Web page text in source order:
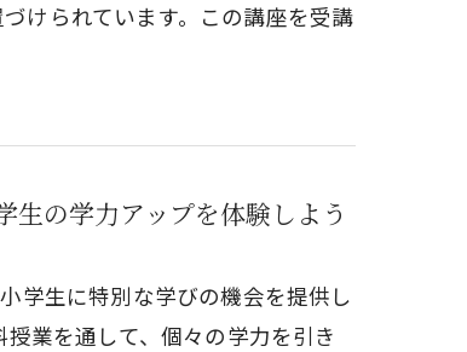
けられています。この講座を受講
生の学力アップを体験しよう
学生に特別な学びの機会を提供し
業を通して、個々の学力を引き